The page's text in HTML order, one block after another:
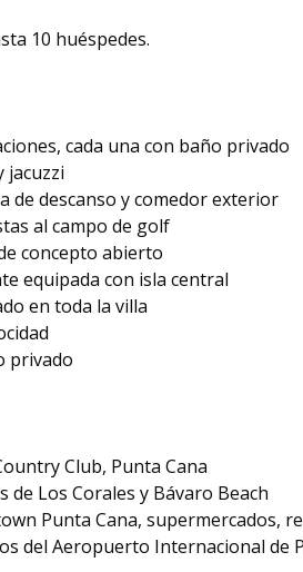
10 huéspedes.
cada una con baño privado
jacuzzi
de descanso y comedor exterior
al campo de golf
concepto abierto
equipada con isla central
en toda la villa
privado
Club, Punta Cana
de Los Corales y Bávaro Beach
Punta Cana, supermercados,
del Aeropuerto Internacional de